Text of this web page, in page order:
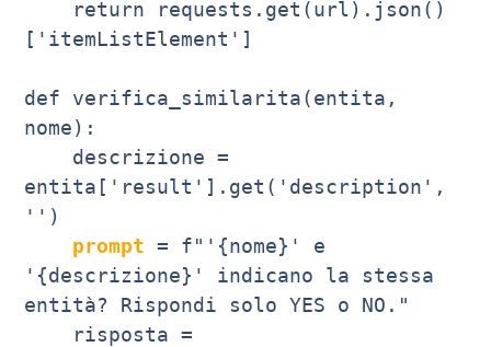
['itemListElement']
def verifica_similarita(entita,
nome):
entita['result'].get('description',
'')
prompt = f"'{nome}' e
'{descrizione}' indicano la stessa
entità? Rispondi solo YES o NO."